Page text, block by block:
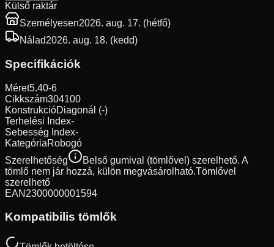
Külső raktár
Személyesen2026. aug. 17. (hétfő)
Nálad2026. aug. 18. (kedd)
Specifikációk
Méret5.40-6
Cikkszám304100
KonstrukcióDiagonál (-)
Terhelési Index-
Sebesség Index-
KategóriaRobogó
Szerelhetőség
Belső gumival (tömlővel) szerelhető. A
tömlő nem jár hozzá, külön megvásárolható.Tömlővel
szerelhető
EAN 2300000001594
Kompatibilis tömlők